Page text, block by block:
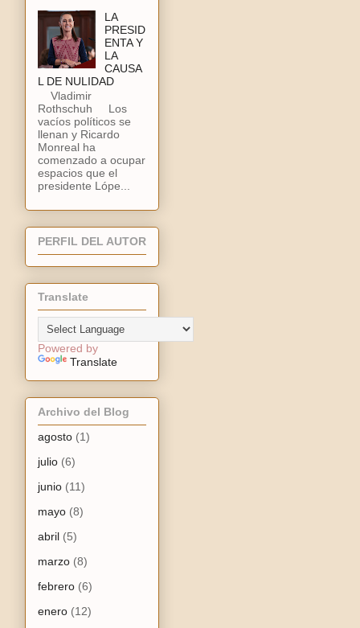
LA
PRESID
ENTA Y
LA
CAUSA
L DE NULIDAD
Vladimir
Rothschuh Los
vacíos políticos se
llenan y Ricardo
Monreal ha
comenzado a ocupar
espacios que el
presidente Lópe...
PERFIL DEL AUTOR
Translate
Powered by
Translate
Archivo del Blog
agosto (1)
julio (6)
junio (11)
mayo (8)
abril (5)
marzo (8)
febrero (6)
enero (12)